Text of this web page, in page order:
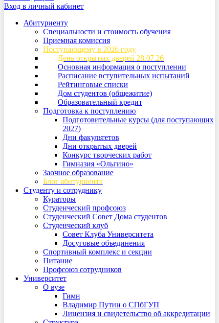
Вход в личный кабинет
Абитуриенту
Специальности и стоимость обучения
Приемная комиссия
Поступающему в 2026 году
День открытых дверей 28.07.26
Основная информация о поступлении
Расписание вступительных испытаний
Рейтинговые списки
Дом студентов (общежитие)
Образовательный кредит
Подготовка к поступлению
Подготовительные курсы (для поступающих
2027)
Дни факультетов
Дни открытых дверей
Конкурс творческих работ
Гимназия «Ольгино»
Заочное образование
Блог абитуриента
Студенту и сотруднику
Кураторы
Студенческий профсоюз
Студенческий Совет Дома студентов
Студенческий клуб
Совет Клуба Университета
Досуговые объединения
Спортивный комплекс и секции
Питание
Профсоюз сотрудников
Университет
О вузе
Гимн
Владимир Путин о СПбГУП
Лицензия и свидетельство об аккредитации